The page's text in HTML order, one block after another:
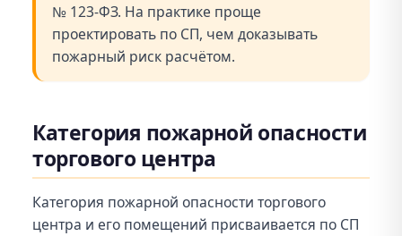
№ 123-ФЗ. На практике проще
проектировать по СП, чем доказывать
пожарный риск расчётом.
Категория пожарной опасности
торгового центра
Категория пожарной опасности торгового
центра и его помещений присваивается по СП